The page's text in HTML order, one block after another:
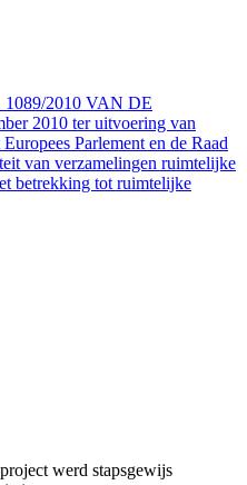
2010 VAN DE
2010 ter uitvoering van
Parlement en de Raad
van verzamelingen ruimtelijke
betrekking tot ruimtelijke
werd stapsgewijs